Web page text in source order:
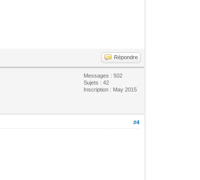
Répondre
Messages : 502
Sujets : 42
Inscription : May 2015
#4